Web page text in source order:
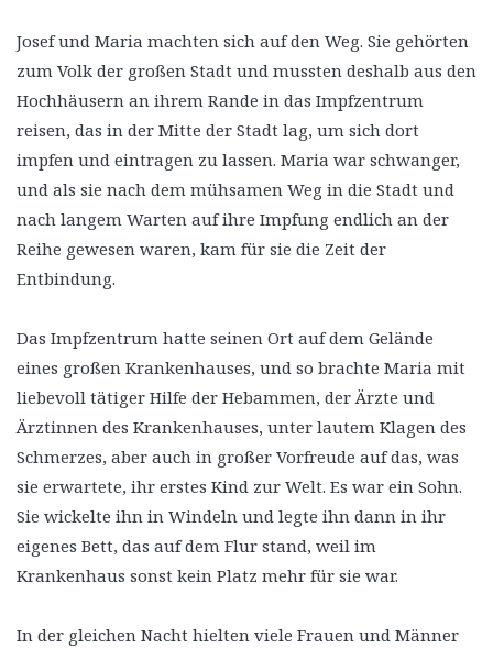
Josef und Maria machten sich auf den Weg. Sie gehörten
zum Volk der großen Stadt und mussten deshalb aus den
Hochhäusern an ihrem Rande in das Impfzentrum
reisen, das in der Mitte der Stadt lag, um sich dort
impfen und eintragen zu lassen. Maria war schwanger,
und als sie nach dem mühsamen Weg in die Stadt und
nach langem Warten auf ihre Impfung endlich an der
Reihe gewesen waren, kam für sie die Zeit der
Entbindung.
Das Impfzentrum hatte seinen Ort auf dem Gelände
eines großen Krankenhauses, und so brachte Maria mit
liebevoll tätiger Hilfe der Hebammen, der Ärzte und
Ärztinnen des Krankenhauses, unter lautem Klagen des
Schmerzes, aber auch in großer Vorfreude auf das, was
sie erwartete, ihr erstes Kind zur Welt. Es war ein Sohn.
Sie wickelte ihn in Windeln und legte ihn dann in ihr
eigenes Bett, das auf dem Flur stand, weil im
Krankenhaus sonst kein Platz mehr für sie war.
In der gleichen Nacht hielten viele Frauen und Männer